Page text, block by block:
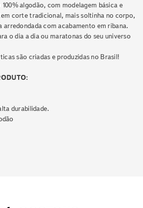
algodão, com modelagem básica e
corte tradicional, mais soltinha no corpo,
arredondada com acabamento em ribana.
o dia a dia ou maratonas do seu universo
são criadas e produzidas no Brasil!
durabilidade.